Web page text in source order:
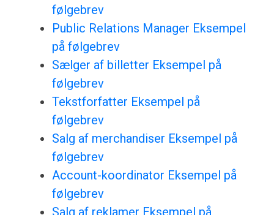
følgebrev
Public Relations Manager Eksempel
på følgebrev
Sælger af billetter Eksempel på
følgebrev
Tekstforfatter Eksempel på
følgebrev
Salg af merchandiser Eksempel på
følgebrev
Account-koordinator Eksempel på
følgebrev
Salg af reklamer Eksempel på